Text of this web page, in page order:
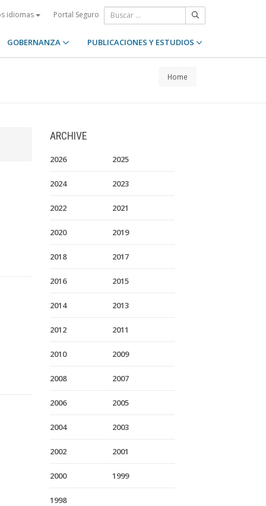
idiomas Portal Seguro
GOBERNANZA PUBLICACIONES Y ESTUDIOS
Home
ARCHIVE
2026 2025
2024 2023
2022 2021
2020 2019
2018 2017
2016 2015
2014 2013
2012 2011
2010 2009
2008 2007
2006 2005
2004 2003
2002 2001
2000 1999
1998